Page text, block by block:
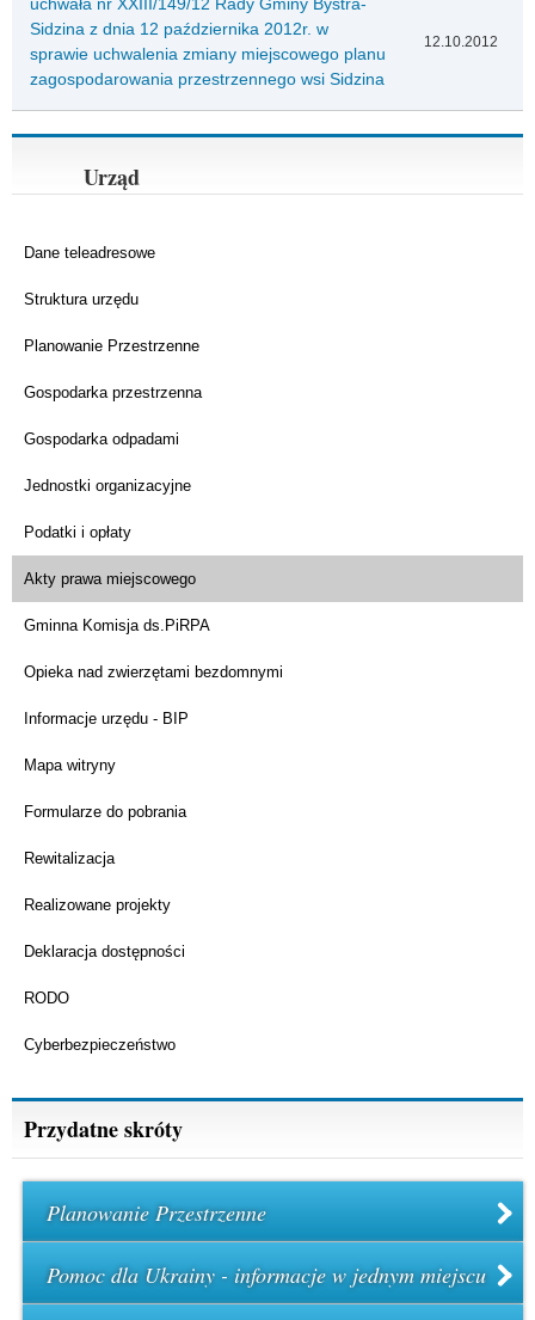
Sidzina z dnia 12 października 2012r. w
sprawie uchwalenia zmiany miejscowego planu
zagospodarowania przestrzennego wsi Sidzina
12.10.2012
Urząd
Dane teleadresowe
Struktura urzędu
Planowanie Przestrzenne
Gospodarka przestrzenna
Gospodarka odpadami
Jednostki organizacyjne
Podatki i opłaty
Akty prawa miejscowego
Gminna Komisja ds.PiRPA
Opieka nad zwierzętami bezdomnymi
Informacje urzędu - BIP
Mapa witryny
Formularze do pobrania
Rewitalizacja
Realizowane projekty
Deklaracja dostępności
RODO
Cyberbezpieczeństwo
Przydatne skróty
Planowanie Przestrzenne
Pomoc dla Ukrainy - informacje w jednym miejscu